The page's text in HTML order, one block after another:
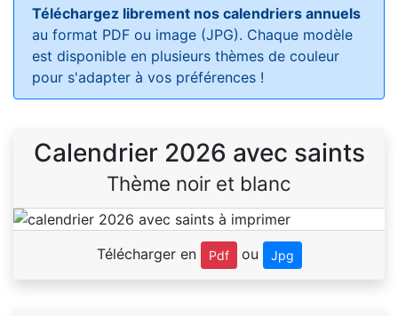
Téléchargez librement nos calendriers annuels
au format PDF ou image (JPG). Chaque modèle
est disponible en plusieurs thèmes de couleur
pour s'adapter à vos préférences !
Calendrier 2026 avec saints
Thème noir et blanc
Télécharger en Pdf ou Jpg